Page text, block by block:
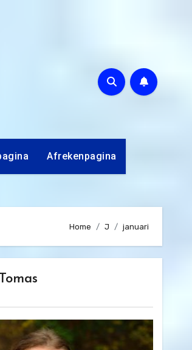
Afrekenpagina
Home J januari